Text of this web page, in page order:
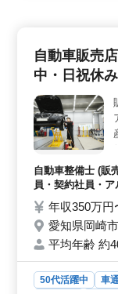
務を担当しまし
車通勤も可能
＆手当＞ 年収
1,580円。経験
UP。社会保険完
環境です。
自動車販売
中・日祝休
自動車整備士 (販
員・契約社員・
年収350万
愛知県岡崎
平均年齢 約
50代活躍中 車